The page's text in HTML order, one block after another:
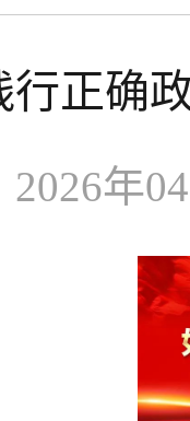
行正确
2026年